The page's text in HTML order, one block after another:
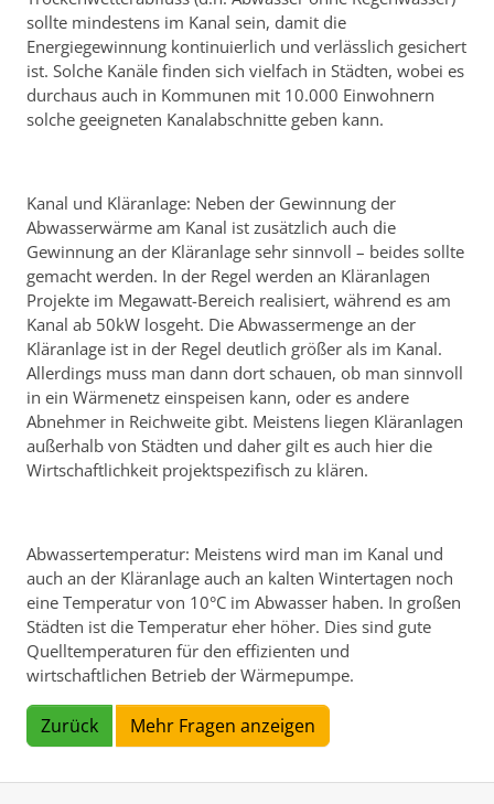
sollte mindestens im Kanal sein, damit die
Energiegewinnung kontinuierlich und verlässlich gesichert
ist. Solche Kanäle finden sich vielfach in Städten, wobei es
durchaus auch in Kommunen mit 10.000 Einwohnern
solche geeigneten Kanalabschnitte geben kann.
Kanal und Kläranlage: Neben der Gewinnung der
Abwasserwärme am Kanal ist zusätzlich auch die
Gewinnung an der Kläranlage sehr sinnvoll – beides sollte
gemacht werden. In der Regel werden an Kläranlagen
Projekte im Megawatt-Bereich realisiert, während es am
Kanal ab 50kW losgeht. Die Abwassermenge an der
Kläranlage ist in der Regel deutlich größer als im Kanal.
Allerdings muss man dann dort schauen, ob man sinnvoll
in ein Wärmenetz einspeisen kann, oder es andere
Abnehmer in Reichweite gibt. Meistens liegen Kläranlagen
außerhalb von Städten und daher gilt es auch hier die
Wirtschaftlichkeit projektspezifisch zu klären.
Abwassertemperatur: Meistens wird man im Kanal und
auch an der Kläranlage auch an kalten Wintertagen noch
eine Temperatur von 10°C im Abwasser haben. In großen
Städten ist die Temperatur eher höher. Dies sind gute
Quelltemperaturen für den effizienten und
wirtschaftlichen Betrieb der Wärmepumpe.
Zurück Mehr Fragen anzeigen